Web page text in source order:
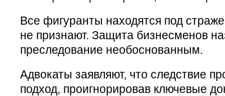
Все фигуранты находятся под
не признают. Защита бизнесменов
преследование необоснованным.
Адвокаты заявляют, что следствие
подход, проигнорировав ключевые